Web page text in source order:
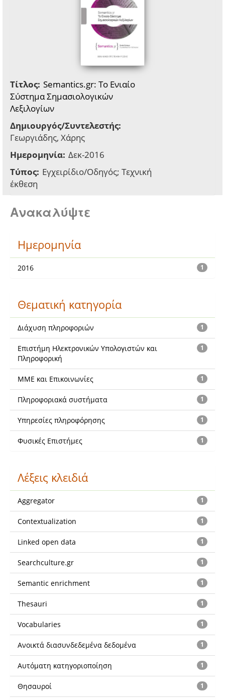
Τίτλος: Semantics.gr: Το Ενιαίο
Σύστημα Σημασιολογικών
Λεξιλογίων
Δημιουργός/Συντελεστής:
Γεωργιάδης, Χάρης
Ημερομηνία: Δεκ-2016
Τύπος: Εγχειρίδιο/Οδηγός; Τεχνική
έκθεση
Ανακαλύψτε
Ημερομηνία
1
2016
Θεματική κατηγορία
1
Διάχυση πληροφοριών
1
Επιστήμη Ηλεκτρονικών Υπολογιστών και
Πληροφορική
1
ΜΜΕ και Επικοινωνίες
1
Πληροφοριακά συστήματα
1
Υπηρεσίες πληροφόρησης
1
Φυσικές Επιστήμες
Λέξεις κλειδιά
1
Aggregator
1
Contextualization
1
Linked open data
1
Searchculture.gr
1
Semantic enrichment
1
Thesauri
1
Vocabularies
1
Ανοικτά διασυνδεδεμένα δεδομένα
1
Αυτόματη κατηγοριοποίηση
1
Θησαυροί